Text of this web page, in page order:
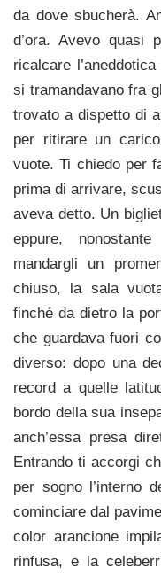
da dove sbucherà.
d’ora. Avevo quasi
ricalcare
si tramandavano fra
trovato a dispetto di
per ritirare un
vuote. Ti chiedo per
prima di arrivare,
aveva detto. Un
eppure,
mandargli un
chiuso, la sala
finché da dietro la
che guardava fuori
diverso: dopo una
record a quelle
bordo della sua
anch’essa presa
Entrando ti accorgi
per sogno l’interno
cominciare dal
color arancione
rinfusa, e la